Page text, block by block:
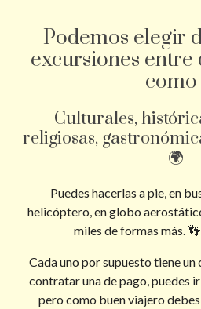
Podemos elegir
excursiones entre
como
Culturales,
religiosas,
🌍
Puedes hacerlas a pie, en
helicóptero, en globo
miles de formas más.
Cada uno por supuesto tiene
contratar una de pago, puedes
pero como buen viajero